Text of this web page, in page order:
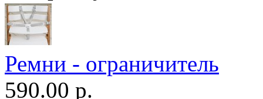
Ремни - ограничитель
590.00 р.